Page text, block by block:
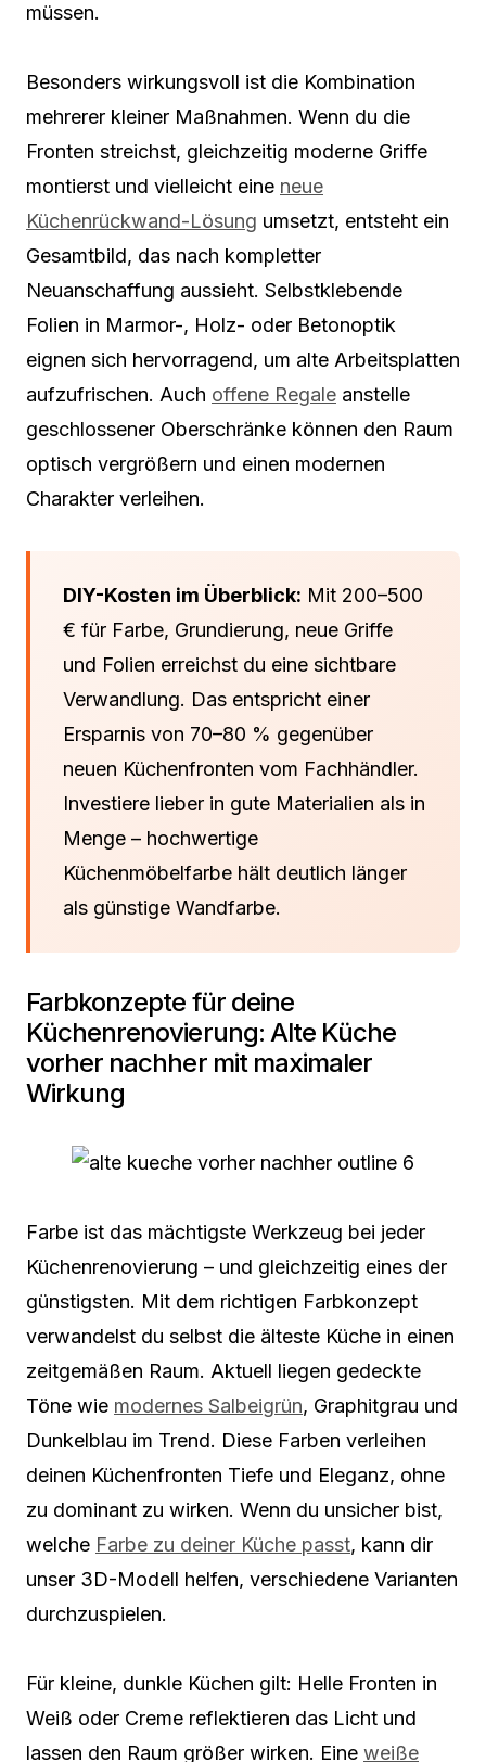
müssen.
Besonders wirkungsvoll ist die Kombination
mehrerer kleiner Maßnahmen. Wenn du die
Fronten streichst, gleichzeitig moderne Griffe
montierst und vielleicht eine neue
Küchenrückwand-Lösung umsetzt, entsteht ein
Gesamtbild, das nach kompletter
Neuanschaffung aussieht. Selbstklebende
Folien in Marmor-, Holz- oder Betonoptik
eignen sich hervorragend, um alte Arbeitsplatten
aufzufrischen. Auch offene Regale anstelle
geschlossener Oberschränke können den Raum
optisch vergrößern und einen modernen
Charakter verleihen.
DIY-Kosten im Überblick: Mit 200–500
€ für Farbe, Grundierung, neue Griffe
und Folien erreichst du eine sichtbare
Verwandlung. Das entspricht einer
Ersparnis von 70–80 % gegenüber
neuen Küchenfronten vom Fachhändler.
Investiere lieber in gute Materialien als in
Menge – hochwertige
Küchenmöbelfarbe hält deutlich länger
als günstige Wandfarbe.
Farbkonzepte für deine
Küchenrenovierung: Alte Küche
vorher nachher mit maximaler
Wirkung
Farbe ist das mächtigste Werkzeug bei jeder
Küchenrenovierung – und gleichzeitig eines der
günstigsten. Mit dem richtigen Farbkonzept
verwandelst du selbst die älteste Küche in einen
zeitgemäßen Raum. Aktuell liegen gedeckte
Töne wie modernes Salbeigrün, Graphitgrau und
Dunkelblau im Trend. Diese Farben verleihen
deinen Küchenfronten Tiefe und Eleganz, ohne
zu dominant zu wirken. Wenn du unsicher bist,
welche Farbe zu deiner Küche passt, kann dir
unser 3D-Modell helfen, verschiedene Varianten
durchzuspielen.
Für kleine, dunkle Küchen gilt: Helle Fronten in
Weiß oder Creme reflektieren das Licht und
lassen den Raum größer wirken. Eine weiße